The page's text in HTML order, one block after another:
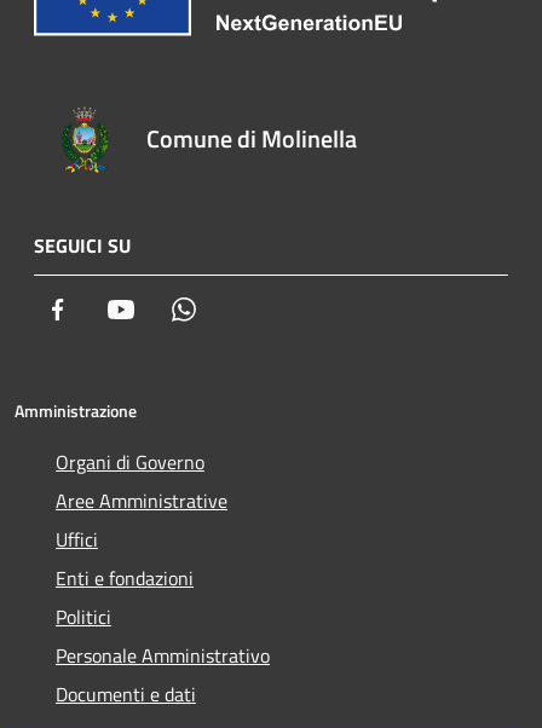
Comune di Molinella
SEGUICI SU
Facebook Youtube
Amministrazione
Organi di Governo
Aree Amministrative
Uffici
Enti e fondazioni
Politici
Personale Amministrativo
Documenti e dati